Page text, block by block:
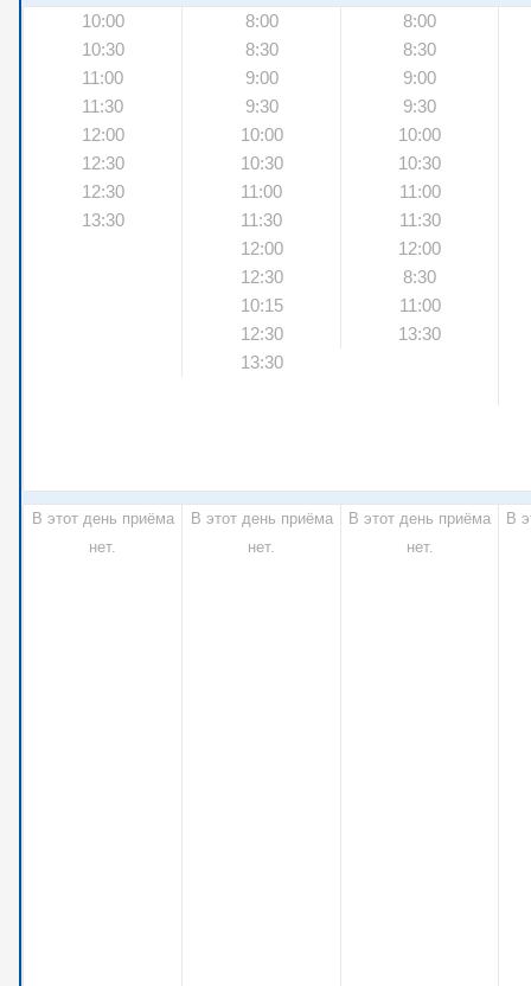
10:00
10:30
11:00
11:30
12:00
12:30
12:30
13:30
8:00
8:30
9:00
9:30
10:00
10:30
11:00
11:30
12:00
12:30
10:15
12:30
13:30
8:00
8:30
9:00
9:30
10:00
10:30
11:00
11:30
12:00
8:30
11:00
13:30
В этот день приёма
нет.
В этот день приёма
нет.
В этот день приёма
нет.
В